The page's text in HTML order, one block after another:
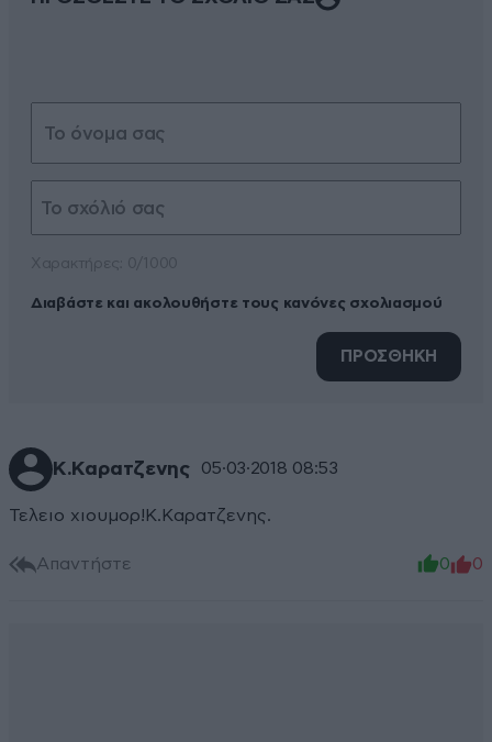
Διαβάστε και ακολουθήστε τους κανόνες σχολιασμού
ΠΡΟΣΘΗΚΗ
Κ.Καρατζενης 05·03·2018 08:53
Τελειο χιουμορ!Κ.Καρατζενης.
Απαντήστε 0 0